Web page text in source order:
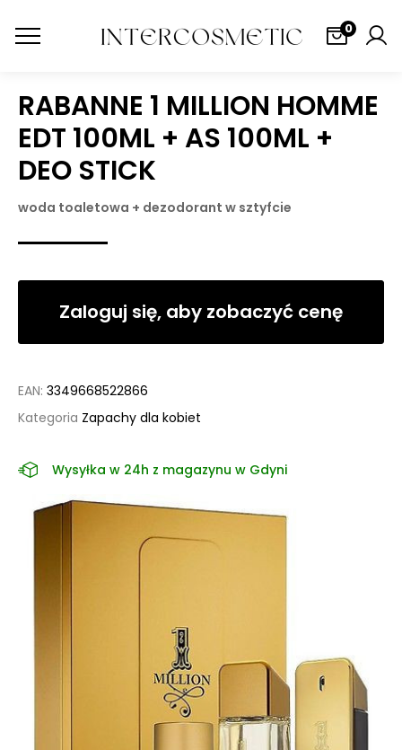
0
RABANNE 1 MILLION HOMME
EDT 100ML + AS 100ML +
DEO STICK
woda toaletowa + dezodorant w sztyfcie
Zaloguj się, aby zobaczyć cenę
EAN: 3349668522866
Kategoria Zapachy dla kobiet
Wysyłka w 24h z magazynu w Gdyni